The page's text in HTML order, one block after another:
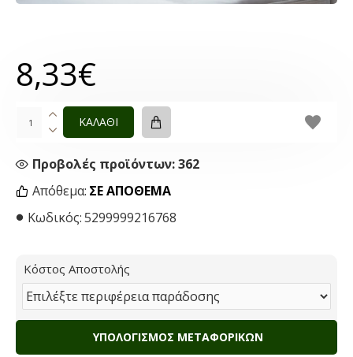
Απόθεμα: ΣΕ ΑΠΌΘΕΜΑ
Κωδικός:5299999216768
Προβολές προϊόντων: 362
8,33€
ΚΑΛΑΘΙ
Κόστος Αποστολής
ΥΠΟΛΟΓΙΣΜΌΣ ΜΕΤΑΦΟΡΙΚΏΝ